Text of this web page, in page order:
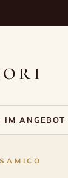
IM ANGEBOT